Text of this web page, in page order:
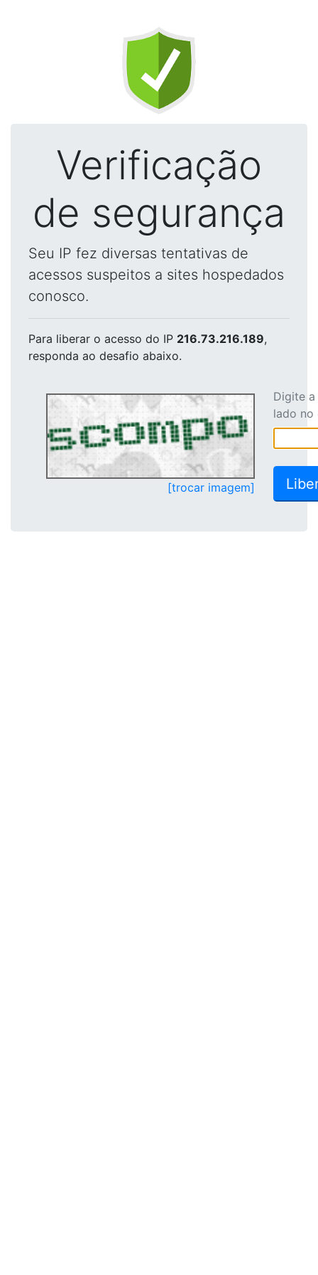
Verificação
de segurança
Seu IP fez diversas tentativas de
acessos suspeitos a sites hospedados
conosco.
Para liberar o acesso do IP 216.73.216.189,
responda ao desafio abaixo.
[trocar imagem]
Digite
lado no